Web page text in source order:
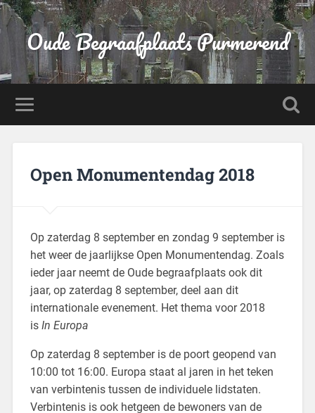
Oude Begraafplaats Purmerend
Open Monumentendag 2018
Op zaterdag 8 september en zondag 9 september is
het weer de jaarlijkse Open Monumentendag. Zoals
ieder jaar neemt de Oude begraafplaats ook dit
jaar, op zaterdag 8 september, deel aan dit
internationale evenement. Het thema voor 2018
is In Europa
Op zaterdag 8 september is de poort geopend van
10:00 tot 16:00. Europa staat al jaren in het teken
van verbintenis tussen de individuele lidstaten.
Verbintenis is ook hetgeen de bewoners van de